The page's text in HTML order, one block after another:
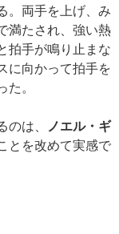
。両手を上げ、み
満たされ、強い熱
拍手が鳴り止まな
に向かって拍手を
た。
のは、
ノエル・ギ
とを改めて実感で